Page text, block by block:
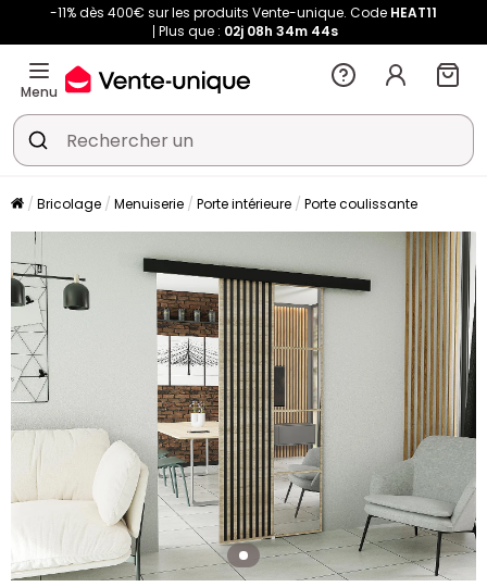
-11% dès 400€ sur les produits Vente-unique. Code HEAT11
Plus que : 02j 08h 34m 44s
Menu
Bricolage Menuiserie Porte intérieure Porte coulissante